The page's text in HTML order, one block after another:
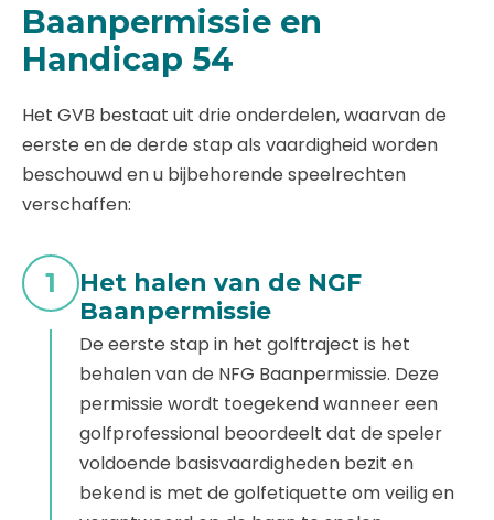
Baanpermissie en
Handicap 54
Het GVB bestaat uit drie onderdelen, waarvan de
eerste en de derde stap als vaardigheid worden
beschouwd en u bijbehorende speelrechten
verschaffen:
1
Het halen van de NGF
Baanpermissie
De eerste stap in het golftraject is het
behalen van de NFG Baanpermissie. Deze
permissie wordt toegekend wanneer een
golfprofessional beoordeelt dat de speler
voldoende basisvaardigheden bezit en
bekend is met de golfetiquette om veilig en